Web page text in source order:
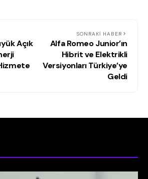
Açık
SONRAKI HABER
Alfa Romeo Junior’ın
Hibrit ve Elektrikli
Versiyonları Türkiye’ye
Geldi